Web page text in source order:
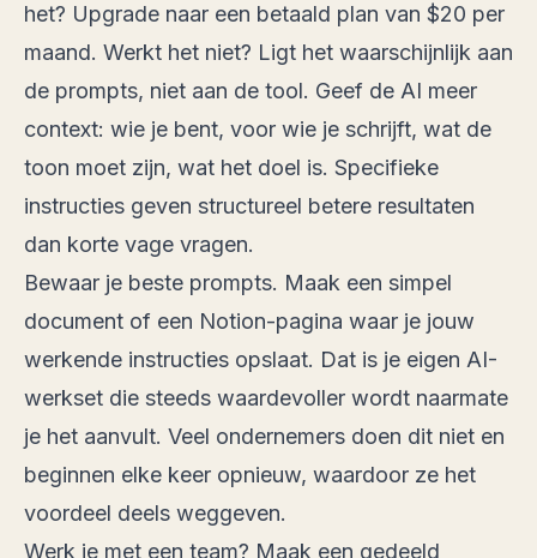
het? Upgrade naar een betaald plan van $20 per
maand. Werkt het niet? Ligt het waarschijnlijk aan
de prompts, niet aan de tool. Geef de AI meer
context: wie je bent, voor wie je schrijft, wat de
toon moet zijn, wat het doel is. Specifieke
instructies geven structureel betere resultaten
dan korte vage vragen.
Bewaar je beste prompts. Maak een simpel
document of een Notion-pagina waar je jouw
werkende instructies opslaat. Dat is je eigen AI-
werkset die steeds waardevoller wordt naarmate
je het aanvult. Veel ondernemers doen dit niet en
beginnen elke keer opnieuw, waardoor ze het
voordeel deels weggeven.
Werk je met een team? Maak een gedeeld